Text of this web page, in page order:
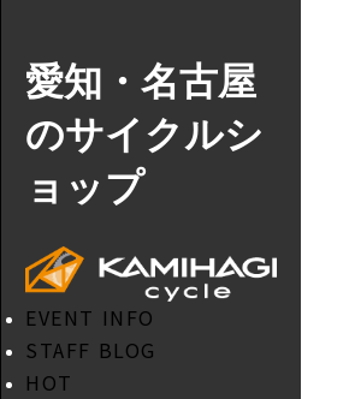
愛知・名古屋
のサイクルシ
ョップ
EVENT INFO
STAFF BLOG
HOT